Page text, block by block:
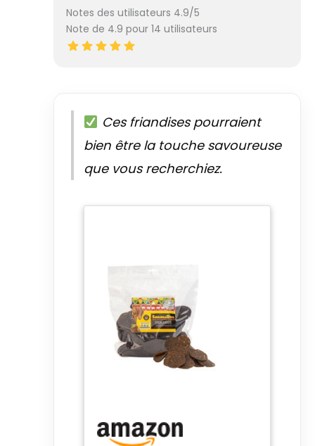
Notes des utilisateurs 4.9/5
Note de 4.9 pour 14 utilisateurs
Ces friandises pourraient
bien être la touche savoureuse
que vous recherchiez.